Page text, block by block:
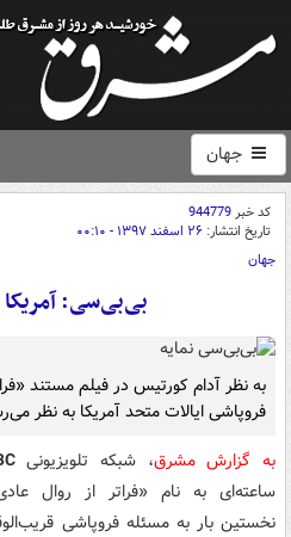
جهان
کد خبر944779
تاریخ انتشار: ۲۶ اسفند ۱۳۹۷ - ۰۰:۱۰
جهان
بی‌بی‌سی:
به نظر آدام کورتیس در فیلم مستند
فروپاشی ایالات متحد آمریکا به نظر
به گزارش مشرق، شبکه تلویزیونی
نخستین بار به مسئله فروپاشی